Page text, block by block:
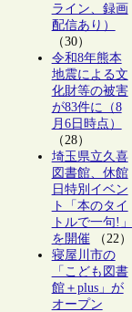
ライン、録画
配信あり）
（30）
令和8年熊本
地震による文
化財等の被害
が83件に（8
月6日時点）
（28）
埼玉県立久喜
図書館、休館
日特別イベン
ト「本のタイ
トルで一句!」
を開催（22）
寝屋川市の
「こども図書
館＋plus」が
オープン